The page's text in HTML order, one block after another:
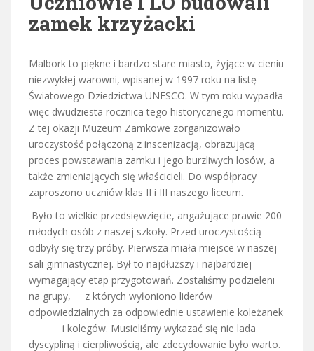
zamek krzyżacki
Malbork to piękne i bardzo stare miasto, żyjące w cieniu
niezwykłej warowni, wpisanej w 1997 roku na listę
Światowego Dziedzictwa UNESCO. W tym roku wypadła
więc dwudziesta rocznica tego historycznego momentu.
Z tej okazji Muzeum Zamkowe zorganizowało
uroczystość połączoną z inscenizacją, obrazującą
proces powstawania zamku i jego burzliwych losów, a
także zmieniających się właścicieli. Do współpracy
zaproszono uczniów klas II i III naszego liceum.
Było to wielkie przedsięwzięcie, angażujące prawie 200
młodych osób z naszej szkoły. Przed uroczystością
odbyły się trzy próby. Pierwsza miała miejsce w naszej
sali gimnastycznej. Był to najdłuższy i najbardziej
wymagający etap przygotowań. Zostaliśmy podzieleni
na grupy, z których wyłoniono liderów
odpowiedzialnych za odpowiednie ustawienie koleżanek
i kolegów. Musieliśmy wykazać się nie lada
dyscypliną i cierpliwością, ale zdecydowanie było warto.